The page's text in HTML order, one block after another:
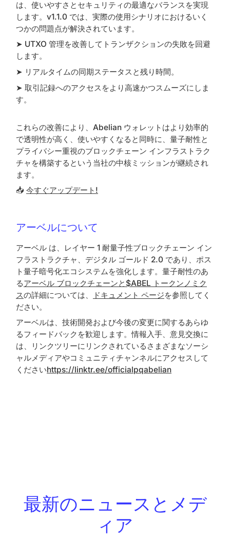
は、使いやすさとセキュリティの最適なバランスを実現
します。v1.1.0 では、実際の使用シナリオにおけるいく
つかの問題点が解決されています。
➤ UTXO 管理を改善してトランザクションの失敗を回避
します。
➤ リアルタイムの同期ステータスと残り時間。
➤ 取引記録へのアクセスをより高速かつスムーズにしま
す。
これらの改善により、Abelian ウォレットはより効率的
で透明性が高く、使いやすくなると同時に、量子耐性と
プライバシー重視のブロックチェーン インフラストラク
チャを構築するという当社の中核ミッションが継続され
ます。
📥 今すぐアップデート!
アーベルについて
アーベル は、レイヤー 1 耐量子性ブロックチェーン イン
フラストラクチャ、デジタル ゴールド 2.0 であり、ポス
ト量子暗号化エコシステムを強化します。量子耐性のあ
るアーベル ブロックチェーンと $ABEL トークンノミク
スの詳細については、 ドキュメント ページを参照してく
ださい。
アーベルは、技術開発および今後の変更に関するあらゆ
るフィードバックを歓迎します。情報入手、意見交換に
は、リンクツリーにリンクされているさまざまなソーシ
ャルメディアやコミュニティチャンネルにアクセスして
くださいhttps://linktr.ee/officialpqabelian
最新のニュースとメデ
ィア